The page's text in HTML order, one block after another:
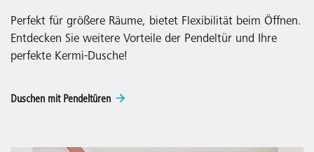
Perfekt für größere Räume, bietet Flexibilität beim Öffnen.
Entdecken Sie weitere Vorteile der Pendeltür und Ihre
perfekte Kermi-Dusche!
Duschen mit Pendeltüren